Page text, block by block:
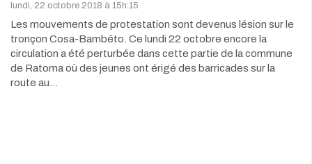
lundi, 22 octobre 2018 à 15h:15
Les mouvements de protestation sont devenus lésion sur le
tronçon Cosa-Bambéto. Ce lundi 22 octobre encore la
circulation a été perturbée dans cette partie de la commune
de Ratoma où des jeunes ont érigé des barricades sur la
route au…